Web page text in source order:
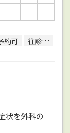
－ － －
約可 往診可
状を外科の